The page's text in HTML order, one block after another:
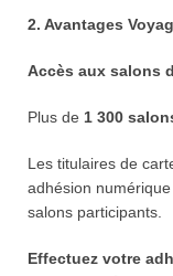
2. Avantages
Accès aux salons
Plus de 1 300
Les titulaires de
adhésion
salons participants.
Effectuez votre